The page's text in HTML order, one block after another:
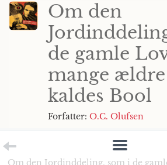
Om den
de gamle
mange
kaldes Bool
Forfatter: O.C. Olufsen
Om den Jordinddeling, som i de